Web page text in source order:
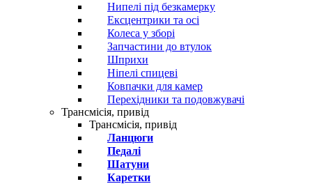
Нипелі під безкамерку
Ексцентрики та осі
Колеса у зборі
Запчастини до втулок
Шприхи
Ніпелі спицеві
Ковпачки для камер
Перехідники та подовжувачі
Трансмісія, привід
Трансмісія, привід
Ланцюги
Педалі
Шатуни
Каретки